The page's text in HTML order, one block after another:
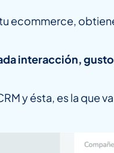
ecommerce,
interacción,
y ésta, es la que